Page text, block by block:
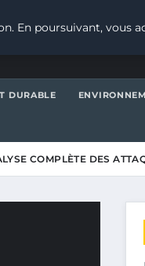
DURABLE
COMPLÈTE DES
En poursuivant, vous